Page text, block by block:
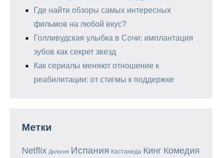
Где найти обзоры самых интересных
фильмов на любой вкус?
Голливудская улыбка в Сочи: имплантация
зубов как секрет звезд
Как сериалы меняют отношение к
реабилитации: от стигмы к поддержке
Метки
Netflix Дилогия Испания Кастанеда Кинг Комедия